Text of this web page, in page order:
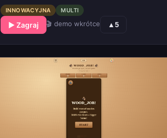
INNOWACYJNA MULTI
▶ Zagraj 🎬 demo wkrótce ▲5